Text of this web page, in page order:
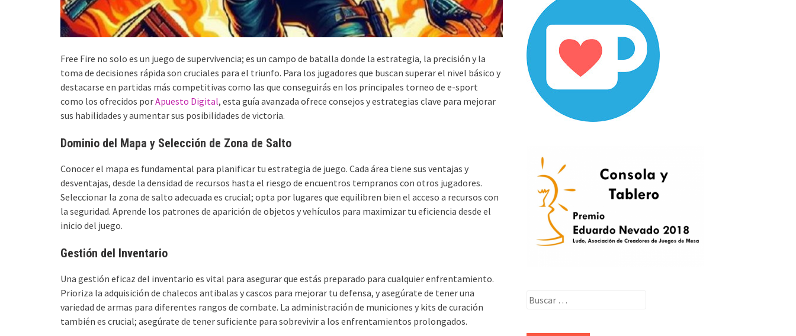
Free Fire no solo es un juego de supervivencia; es un campo de batalla donde la estrategia, la precisión y la
toma de decisiones rápida son cruciales para el triunfo. Para los jugadores que buscan superar el nivel básico y
destacarse en partidas más competitivas como las que conseguirás en los principales torneo de e-sport
como los ofrecidos porApuesto Digital, esta guía avanzada ofrece consejos y estrategias clave para mejorar
sus habilidades y aumentar sus posibilidades de victoria.
Dominio del Mapa y Selección de Zona de Salto
Conocer el mapa es fundamental para planificar tu estrategia de juego. Cada área tiene sus ventajas y
desventajas, desde la densidad de recursos hasta el riesgo de encuentros tempranos con otros jugadores.
Seleccionar la zona de salto adecuada es crucial; opta por lugares que equilibren bien el acceso a recursos con
la seguridad. Aprende los patrones de aparición de objetos y vehículos para maximizar tu eficiencia desde el
inicio del juego.
Gestión del Inventario
Una gestión eficaz del inventario es vital para asegurar que estás preparado para cualquier enfrentamiento.
Prioriza la adquisición de chalecos antibalas y cascos para mejorar tu defensa, y asegúrate de tener una
variedad de armas para diferentes rangos de combate. La administración de municiones y kits de curación
también es crucial; asegúrate de tener suficiente para sobrevivir a los enfrentamientos prolongados.
Buscar: